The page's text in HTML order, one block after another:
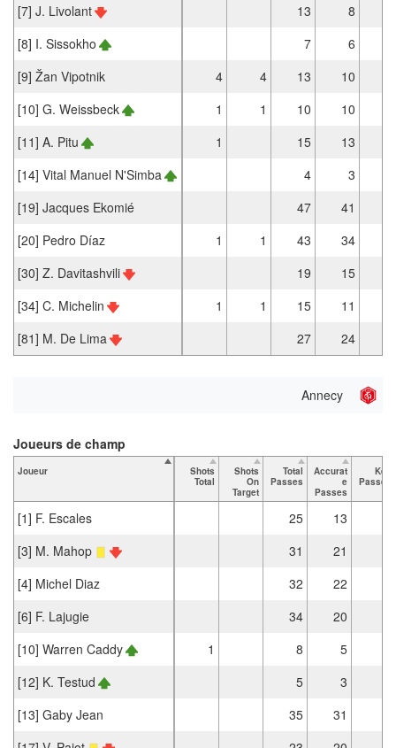
[7] J. Livolant
13 8
[8] I. Sissokho
7
6
[9] Žan Vipotnik
4 4 13 10
[10] G. Weissbeck
1 1 10
10
[11] A. Pitu
1 15
13
[14] Vital Manuel N'Simba
4 3
[19] Jacques Ekomié
47
41
[20] Pedro Díaz
1 1 43 34
[30] Z. Davitashvili
19 15
[34] C. Michelin
1 1 15
11
[81] M. De Lima
27 24
Annecy
Joueur
Shots
Total
Shots
On
Target
Total
Passes
Accurat
e
Passes
Key
Passes
[1] F. Escales 25
13
[3] M. Mahop
31
21
[4] Michel Diaz
32 22
[6] F. Lajugie
34
20
[10] Warren Caddy
1 8
5
[12] K. Testud
5
3
[13] Gaby Jean
35
31
Joueurs de champ